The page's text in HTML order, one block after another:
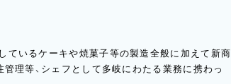
ているケーキや焼菓子等の製造全般に加えて新商
管理等、シェフとして多岐にわたる業務に携わっ